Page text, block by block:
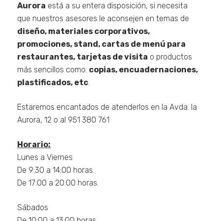
Aurora está a su entera disposición, si necesita
que nuestros asesores le aconsejen en temas de
diseño, materiales corporativos,
promociones, stand, cartas de menú para
restaurantes, tarjetas de visita o productos
más sencillos como: copias, encuadernaciones,
plastificados, etc
Estaremos encantados de atenderlos en la Avda. la
Aurora, 12 o al 951 380 761
Horario:
Lunes a Viernes
De 9:30 a 14:00 horas.
De 17:00 a 20:00 horas.
Sábados
Estadísticas
Para que
podamos
mejorar la
y estructura
de la web, en
web.
Experiencia
Para que
nuestra web
funcione lo
mejor posible
rechaza estas
cookies,